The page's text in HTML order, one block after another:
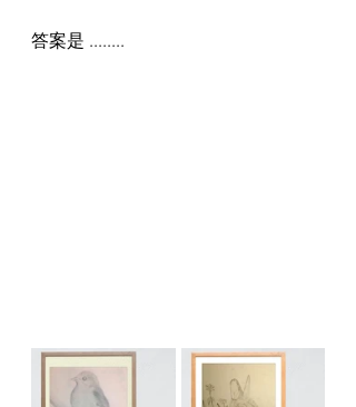
答案是 ........